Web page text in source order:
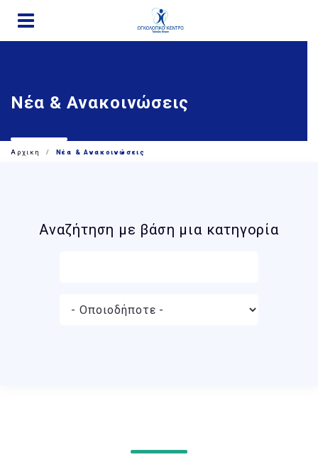
προς
Νέα & Ανακοινώσεις
Αρχικη Νέα & Ανακοινώσεις
Αναζήτηση με βάση μια κατηγορία